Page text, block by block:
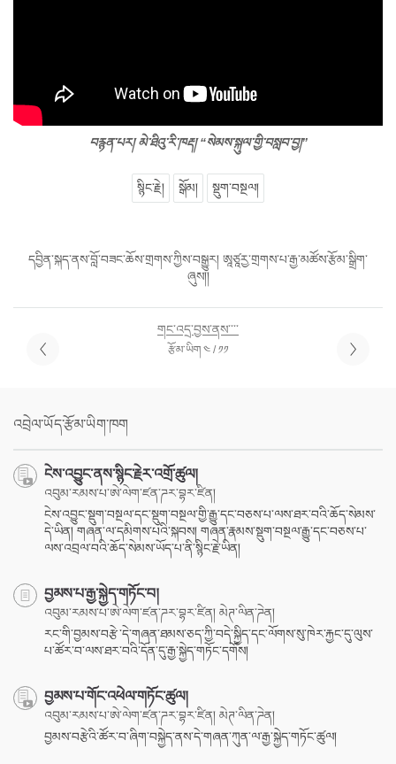
བརྙན་པར། མེ་ཐིའུ་རི་ཁརྡ། “སེམས་སྐུལ་གྱི་བསླབ་བྱ།”
སྙིང་རྗེ། སྒོམ། སྡུག་བསྔལ།
དབྱིན་སྐད་ནས་བློ་བཟང་ཆོས་གྲགས་ཀྱིས་བསྒྱུར། ཨཱཙཱརྱ་གྲགས་པ་རྒྱ་མཚོས་རྩོམ་སྒྲིག་
ཞུས།།
གང་འདྲ་བྱས་ནས་་་་
རྩོམ་ཡིག ༤ / ༡༡
འབྲེལ་ཡོད་རྩོམ་ཡིག་ཁག
ངེས་འབྱུང་ནས་སྙིང་རྗེར་འགྲོ་ཚུལ།
འབུམ་རམས་པ་ཨེ་ལེག་ཛན་ཌར་བྷར་ཛིན།
ངེས་འབྱུང་སྡུག་བསྔལ་དང་སྡུག་བསྔལ་གྱི་རྒྱུ་དང་བཅས་པ་ལས་ཐར་བའི་ཆོད་སེམས་
དེ་ཡིན། གཞན་ལ་དམིགས་པའི་སྐབས། གཞན་རྣམས་སྡུག་བསྔལ་རྒྱུ་དང་བཅས་པ་
ལས་འབྲལ་བའི་ཆོད་སེམས་ཡོད་པ་ནི་སྙིང་རྗེ་ཡིན།
བྱམས་པ་རྒྱ་སྐྱེད་གཏོང་བ།
འབུམ་རམས་པ་ཨེ་ལེག་ཛན་ཌར་བྷར་ཛིན། མེཊ་ལིན་ཌེན།
རང་གི་བྱམས་བརྩེ་དེ་གཞན་ཐམས་ཅད་ཀྱི་བདེ་སྐྱིད་དང་ལོགས་སུ་ཁེར་རྐྱང་དུ་ལུས་
པ་ཚོར་བ་ལས་ཐར་བའི་དོན་དུ་རྒྱ་སྐྱེད་གཏོང་དགོས།
བྱམས་པ་གོང་འཕེལ་གཏོང་ཚུལ།
འབུམ་རམས་པ་ཨེ་ལེག་ཛན་ཌར་བྷར་ཛིན། མེཊ་ལིན་ཌེན།
བྱམས་བརྩེའི་ཚོར་བ་ཞིག་བསྐྱེད་ནས་དེ་གཞན་ཀུན་ལ་རྒྱ་སྐྱེད་གཏོང་ཚུལ།